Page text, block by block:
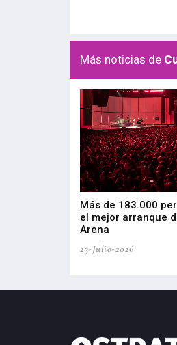
Más noticias de
Más de 183.000
el mejor arranque
Arena
23-Julio-2026